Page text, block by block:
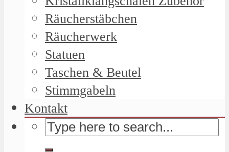
Räucherstäbchen
Räucherwerk
Statuen
Taschen & Beutel
Stimmgabeln
Kontakt